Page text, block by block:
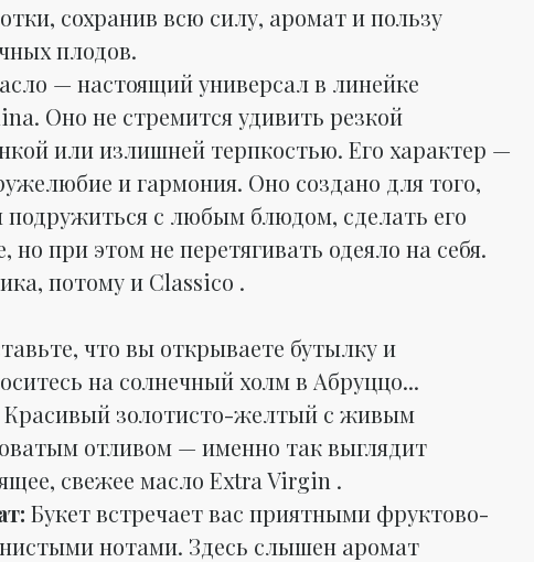
сохранив всю силу, аромат и пользу
плодов.
— настоящий универсал в линейке
Оно не стремится удивить резкой
или излишней терпкостью. Его характер —
и гармония. Оно создано для того,
подружиться с любым блюдом, сделать его
но при этом не перетягивать одеяло на себя.
потому и Classico .
что вы открываете бутылку и
на солнечный холм в Абруццо...
Красивый золотисто-желтый с живым
отливом — именно так выглядит
свежее масло Extra Virgin .
Букет встречает вас приятными фруктово-
нотами. Здесь слышен аромат